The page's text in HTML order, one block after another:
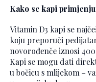
Kako se kapi
Vitamin D3 kapi se
koju preporuči
novorođenče iznosi
Kapi se mogu dati
u bočicu s mlijekom –